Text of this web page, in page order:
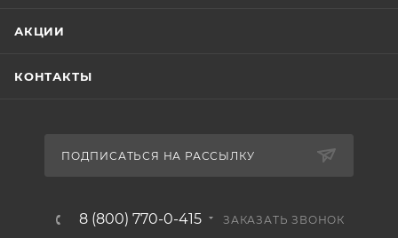
АКЦИИ
КОНТАКТЫ
ПОДПИСАТЬСЯ НА РАССЫЛКУ
8 (800) 770-0-415 ЗАКАЗАТЬ ЗВОНОК